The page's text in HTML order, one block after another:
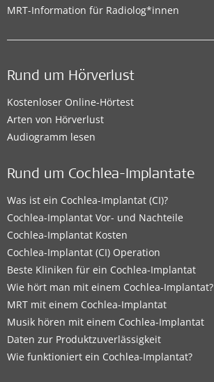
MRT-Information für Radiolog*innen
Rund um Hörverlust
Kostenloser Online-Hörtest
Arten von Hörverlust
Audiogramm lesen
Rund um Cochlea-Implantate
Was ist ein Cochlea-Implantat (CI)?
Cochlea-Implantat Vor- und Nachteile
Cochlea-Implantat Kosten
Cochlea-Implantat (CI) Operation
Beste Kliniken für ein Cochlea-Implantat
Wie hört man mit einem Cochlea-Implantat?
MRT mit einem Cochlea-Implantat
Musik hören mit einem Cochlea-Implantat
Daten zur Produktzuverlässigkeit
Wie funktioniert ein Cochlea-Implantat?